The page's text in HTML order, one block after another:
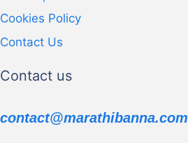
Cookies Policy
Contact Us
Contact us
contact@marathibanna.com